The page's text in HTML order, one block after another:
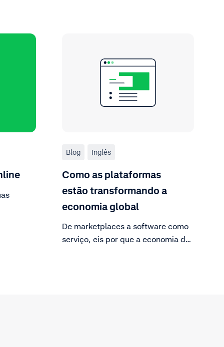
Blog Inglês
Como as plataformas
estão transformando a
economia global
De marketplaces a software como
serviço, eis por que a economia de